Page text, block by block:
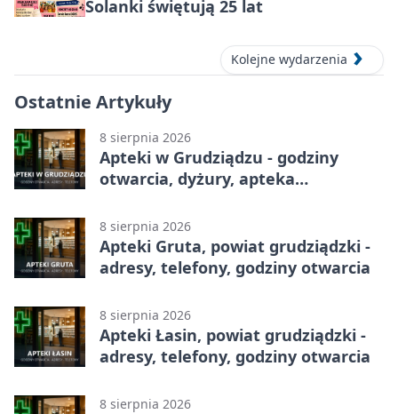
Solanki świętują 25 lat
Kolejne wydarzenia
Ostatnie Artykuły
8 sierpnia 2026
Apteki w Grudziądzu - godziny
otwarcia, dyżury, apteka
8 sierpnia 2026
Apteki Gruta, powiat grudziądzki -
adresy, telefony, godziny otwarcia
8 sierpnia 2026
Apteki Łasin, powiat grudziądzki -
adresy, telefony, godziny otwarcia
8 sierpnia 2026